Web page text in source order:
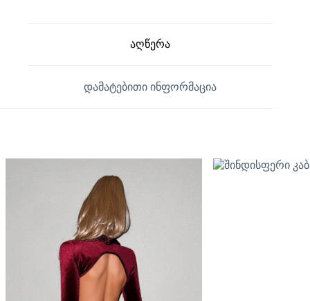
აღწერა
დამატებითი ინფორმაცია